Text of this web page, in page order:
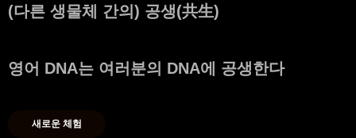
(다른 생물체 간의) 공생(共生)
영어 DNA는 여러분의 DNA에 공생한다
새로운 체험